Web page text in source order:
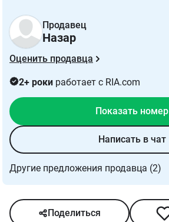
Продавец
Назар
Оценить продавца
2+ роки работает с RIA.com
Показать номер
Написать в чат
Другие предложения продавца (2)
Поделиться